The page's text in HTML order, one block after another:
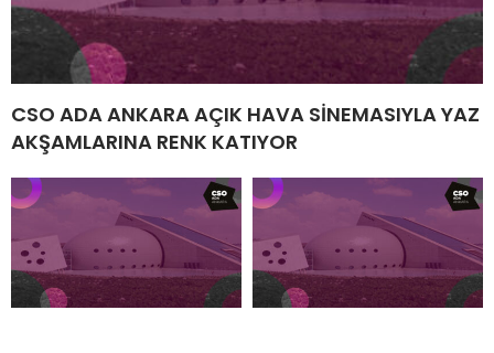
CSO ADA ANKARA AÇIK HAVA SİNEMASIYLA YAZ
AKŞAMLARINA RENK KATIYOR